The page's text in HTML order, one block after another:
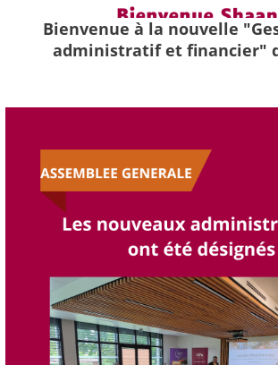
Bienvenue à la nouvelle
administratif et financier"